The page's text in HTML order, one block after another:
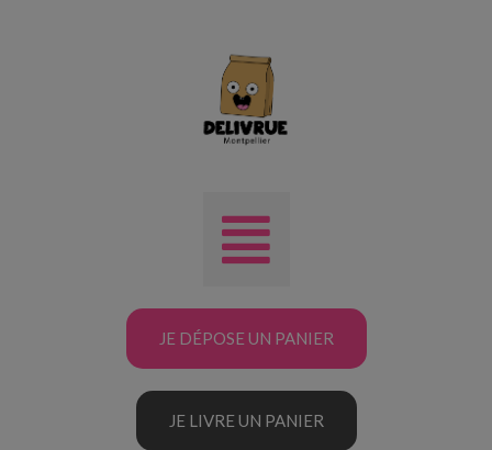
JE DÉPOSE UN PANIER
JE LIVRE UN PANIER